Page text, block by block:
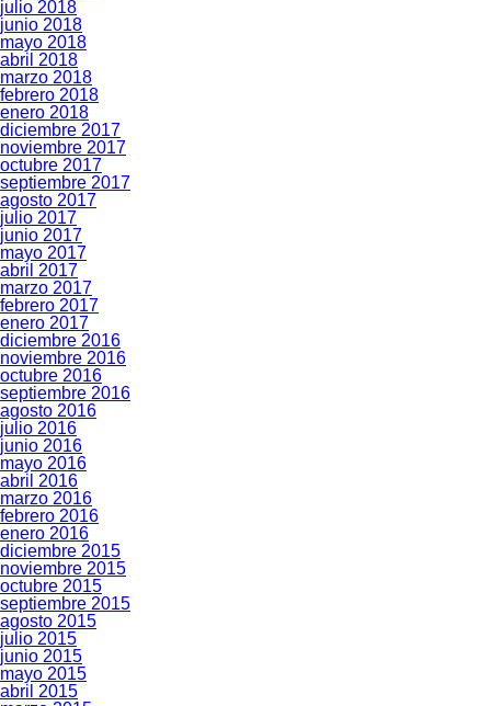
julio 2018
junio 2018
mayo 2018
abril 2018
marzo 2018
febrero 2018
enero 2018
diciembre 2017
noviembre 2017
octubre 2017
septiembre 2017
agosto 2017
julio 2017
junio 2017
mayo 2017
abril 2017
marzo 2017
febrero 2017
enero 2017
diciembre 2016
noviembre 2016
octubre 2016
septiembre 2016
agosto 2016
julio 2016
junio 2016
mayo 2016
abril 2016
marzo 2016
febrero 2016
enero 2016
diciembre 2015
noviembre 2015
octubre 2015
septiembre 2015
agosto 2015
julio 2015
junio 2015
mayo 2015
abril 2015